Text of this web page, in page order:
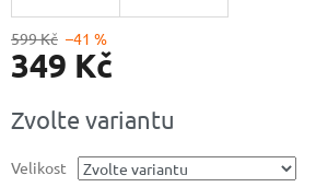
599 Kč –41 %
349 Kč
cena:
Zvolte variantu
Velikost